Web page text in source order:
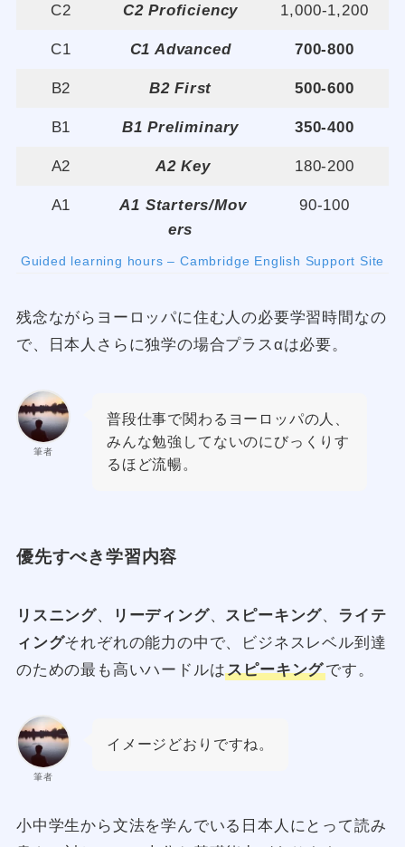
C2 C2 Proficiency 1,000-1,200
C1 C1 Advanced 700-800
B2 B2 First 500-600
B1 B1 Preliminary 350-400
A2 A2 Key 180-200
A1
A1 Starters/Mov
ers
90-100
Guided learning hours – Cambridge English Support Site
残念ながらヨーロッパに住む人の必要学習時間なの
で、日本人さらに独学の場合プラスαは必要。
筆者
普段仕事で関わるヨーロッパの人、
みんな勉強してないのにびっくりす
るほど流暢。
優先すべき学習内容
リスニング、 リーディング、 スピーキング、 ライテ
ィングそれぞれの能力の中で、ビジネスレベル到達
のための最も高いハードルはスピーキングです。
筆者
イメージどおりですね。
小中学生から文法を学んでいる日本人にとって読み